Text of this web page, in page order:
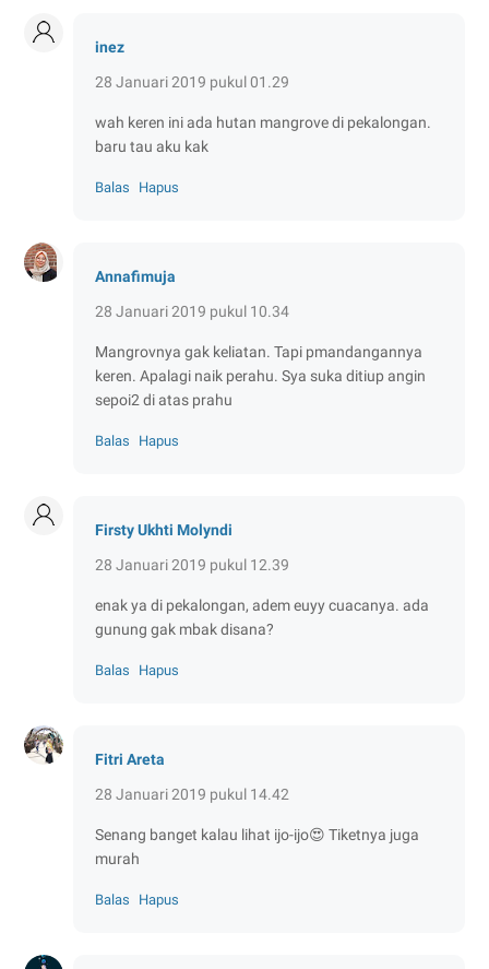
inez
28 Januari 2019 pukul 01.29
wah keren ini ada hutan mangrove di pekalongan.
baru tau aku kak
Balas Hapus
Annafimuja
28 Januari 2019 pukul 10.34
Mangrovnya gak keliatan. Tapi pmandangannya
keren. Apalagi naik perahu. Sya suka ditiup angin
sepoi2 di atas prahu
Balas Hapus
Firsty Ukhti Molyndi
28 Januari 2019 pukul 12.39
enak ya di pekalongan, adem euyy cuacanya. ada
gunung gak mbak disana?
Balas Hapus
Fitri Areta
28 Januari 2019 pukul 14.42
Senang banget kalau lihat ijo-ijo😍 Tiketnya juga
murah
Balas Hapus